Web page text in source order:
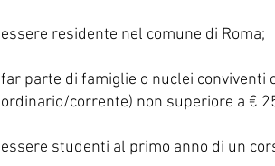
essere residente nel comune di Roma;
far parte di famiglie o nuclei conviventi
ordinario/corrente) non superiore a €
essere studenti al primo anno di un